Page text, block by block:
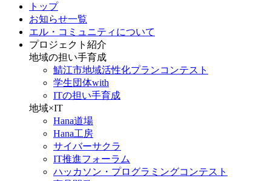
トップ
お知らせ一覧
エル・コミュニティについて
プロジェクト紹介
地域の担い手育成
鯖江市地域活性化プランコンテスト
学生団体with
ITの担い手育成
地域×IT
Hana道場
Hana工房
サイバーサクラ
IT推進フォーラム
ハッカソン・プログラミングコンテスト